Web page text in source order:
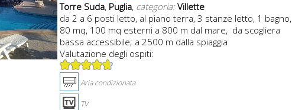
Torre Suda, Puglia, categoria: Villette
da 2 a 6 posti letto, al piano terra, 3 stanze letto, 1 bagno,
80 mq, 100 mq esterni a 800 m dal mare, da scogliera
bassa accessibile; a 2500 m dalla spiaggia
Valutazione degli ospiti:
Aria condizionata
TV